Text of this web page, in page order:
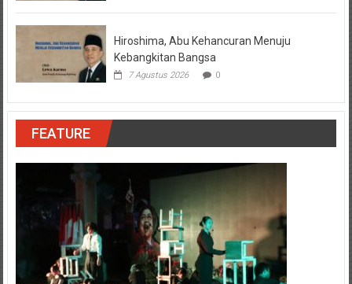
Hiroshima, Abu Kehancuran Menuju
Kebangkitan Bangsa
7 Agustus 2026 0
FEATURE